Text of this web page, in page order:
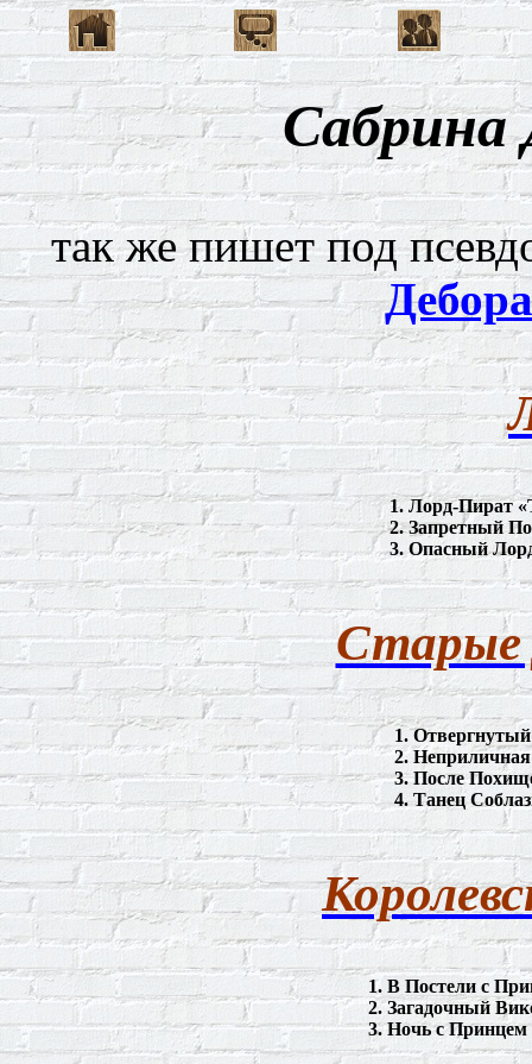
Сабрина
так же пишет под
Дебора
1.Лорд-Пират
2.Запретный
3. Опасный
1.Отвергнутый
2. Неприличная
3.После
4. Танец
1. В Постели с
2.Загадочный
3.Ночь с Принцем